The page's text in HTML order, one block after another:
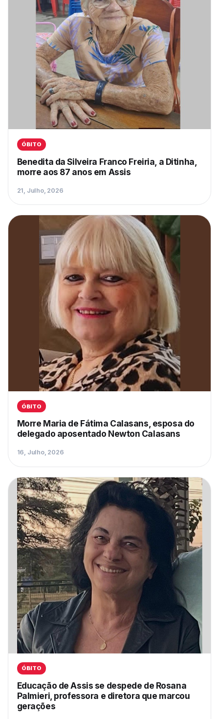
ÓBITO
Benedita da Silveira Franco Freiria, a Ditinha,
morre aos 87 anos em Assis
21, Julho, 2026
ÓBITO
Morre Maria de Fátima Calasans, esposa do
delegado aposentado Newton Calasans
16, Julho, 2026
ÓBITO
Educação de Assis se despede de Rosana
Palmieri, professora e diretora que marcou
gerações